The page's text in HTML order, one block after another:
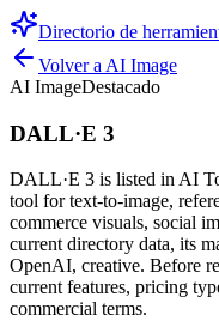
Directorio de
Volver a AI Image
AI ImageDestacado
DALL·E 3
DALL·E 3 is listed in AI
tool for text-to-image,
commerce visuals, social
current directory data, its
OpenAI, creative. Before
current features, pricing
commercial terms.